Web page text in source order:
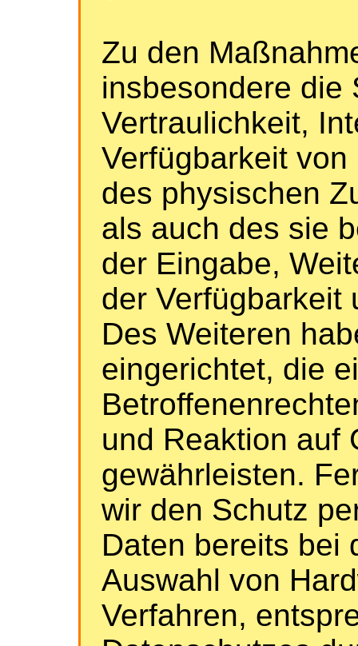
Zu den
insbesondere die
Vertraulichkeit,
Verfügbarkeit
des physischen
als auch des sie
der Eingabe,
der Verfügbarkeit
Des Weiteren
eingerichtet, die
und Reaktion auf
gewährleisten.
wir den Schutz
Daten bereits bei
Auswahl von
Verfahren,